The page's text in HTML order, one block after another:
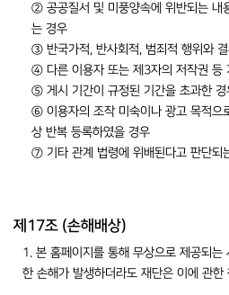
② 공공질서 및 미풍양속에 위반되는 내
는 경우
③ 반국가적, 반사회적, 범죄적 행위와
④ 다른 이용자 또는 제3자의 저작권 등
⑤ 게시 기간이 규정된 기간을 초과한 경
⑥ 이용자의 조작 미숙이나 광고 목적으
상 반복 등록하였을 경우
⑦ 기타 관계 법령에 위배된다고 판단되
제17조 (손해배상)
1. 본 홈페이지를 통해 무상으로 제공되는
한 손해가 발생하더라도 재단은 이에 관한